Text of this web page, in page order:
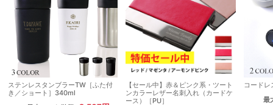
ステンレスタンブラーTW［ふた付
き／ショート］340ml
【セール中】赤＆ピンク系・ツート
ンカラーレザー名刺入れ（カードケ
ース）［PU］
コードレ
最